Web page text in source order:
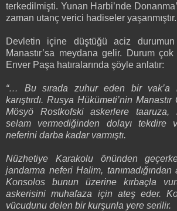
terkedilmişti. Yunan Harbi’nde
zaman utanç verici hadiseler yaşanmıştır.
Devletin içine düştüğü aciz
Manastır’sa meydana gelir. Durum
Enver Paşa hatıralarında şöyle anlatır:
“… Bu sırada zuhur eden bir vak’a
karıştırdı. Rusya Hükümeti’nin
Mösyö Rostkofski askerlere
selam vermediğinden dolayı tekdire
neferini darba kadar varmıştı.
Nüzhetiye Karakolu önünden
jandarma neferi Halim, tanımadığından
Konsolos bunun üzerine kırbaçla
askerisini muhafaza için ateş eder.
vücudunu delen bir kurşunla yere serilir.